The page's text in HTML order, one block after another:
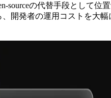
sourceの代替手段として位
開発者の運用コストを大